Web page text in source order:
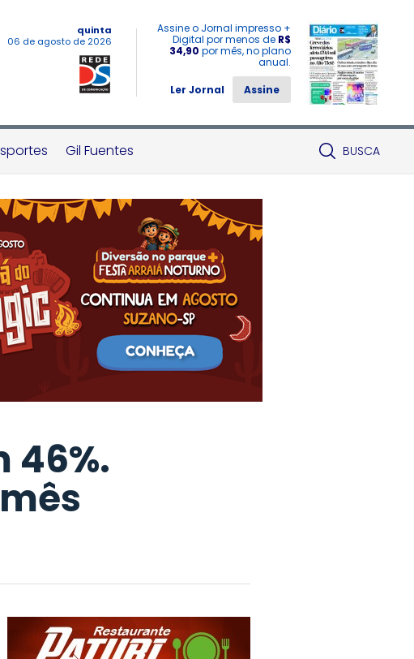
quinta
06 de agosto de 2026
Assine o Jornal impresso +
Digital por menos de R$
34,90 por mês, no plano
anual.
Ler Jornal
Assine
Gil Fuentes BUSCA
46%.